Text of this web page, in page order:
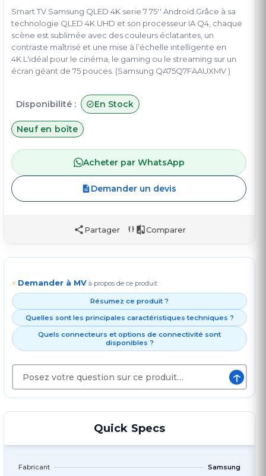
Smart TV Samsung QLED 4K serie 7 75'' Android.Grâce à sa
technologie QLED 4K UHD et son processeur IA Q4, chaque
scène est sublimée avec des couleurs éclatantes, un
contraste maîtrisé et une mise à l’échelle intelligente en
4K.L'idéal pour le cinéma, le gaming ou le streaming sur un
écran géant de 75 pouces. (Samsung QA75Q7FAAUXMV )
Disponibilité : En Stock
Neuf en boîte
Acheter par WhatsApp
Demander un devis
Partager Comparer
⚡ Demander à MV à propos de ce produit
Résumez ce produit ?
Quelles sont les principales caractéristiques techniques ?
Quels connecteurs et options de connectivité sont
disponibles ?
↑
Quick Specs
Fabricant Samsung